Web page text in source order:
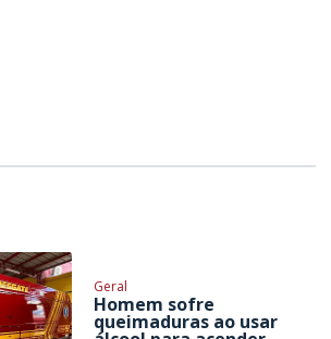
Geral
Homem sofre
queimaduras ao usar